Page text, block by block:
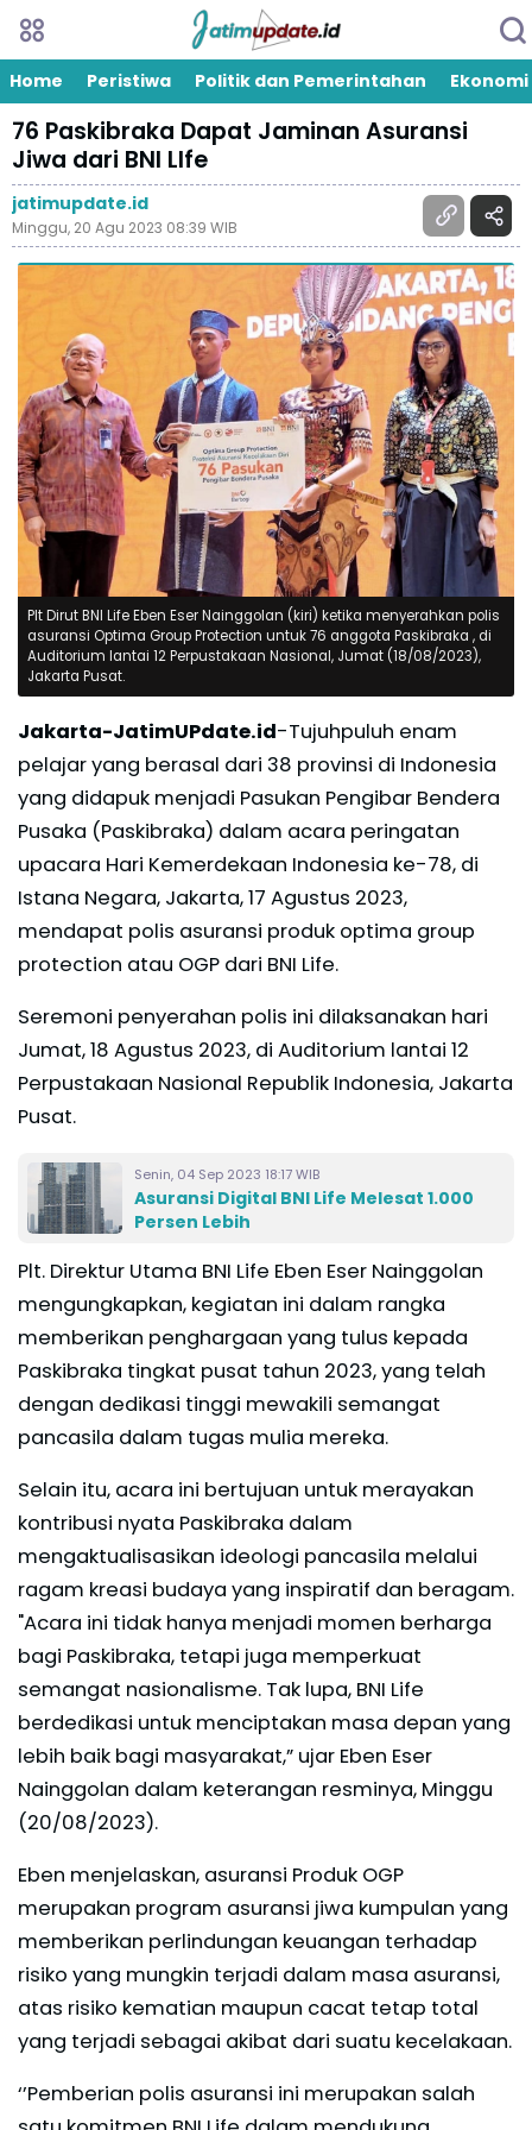
Home Peristiwa Politik dan Pemerintahan Ekonomi
76 Paskibraka Dapat Jaminan Asuransi
Jiwa dari BNI LIfe
jatimupdate.id
Minggu, 20 Agu 2023 08:39 WIB
Plt Dirut BNI Life Eben Eser Nainggolan (kiri) ketika menyerahkan polis
asuransi Optima Group Protection untuk 76 anggota Paskibraka , di
Auditorium lantai 12 Perpustakaan Nasional, Jumat (18/08/2023),
Jakarta Pusat.
Jakarta-JatimUPdate.id-Tujuhpuluh enam
pelajar yang berasal dari 38 provinsi di Indonesia
yang didapuk menjadi Pasukan Pengibar Bendera
Pusaka (Paskibraka) dalam acara peringatan
upacara Hari Kemerdekaan Indonesia ke-78, di
Istana Negara, Jakarta, 17 Agustus 2023,
mendapat polis asuransi produk optima group
protection atau OGP dari BNI Life.
Seremoni penyerahan polis ini dilaksanakan hari
Jumat, 18 Agustus 2023, di Auditorium lantai 12
Perpustakaan Nasional Republik Indonesia, Jakarta
Pusat.
Senin, 04 Sep 2023 18:17 WIB
Asuransi Digital BNI Life Melesat 1.000
Persen Lebih
Plt. Direktur Utama BNI Life Eben Eser Nainggolan
mengungkapkan, kegiatan ini dalam rangka
memberikan penghargaan yang tulus kepada
Paskibraka tingkat pusat tahun 2023, yang telah
dengan dedikasi tinggi mewakili semangat
pancasila dalam tugas mulia mereka.
Selain itu, acara ini bertujuan untuk merayakan
kontribusi nyata Paskibraka dalam
mengaktualisasikan ideologi pancasila melalui
ragam kreasi budaya yang inspiratif dan beragam.
"Acara ini tidak hanya menjadi momen berharga
bagi Paskibraka, tetapi juga memperkuat
semangat nasionalisme. Tak lupa, BNI Life
berdedikasi untuk menciptakan masa depan yang
lebih baik bagi masyarakat,” ujar Eben Eser
Nainggolan dalam keterangan resminya, Minggu
(20/08/2023).
Eben menjelaskan, asuransi Produk OGP
merupakan program asuransi jiwa kumpulan yang
memberikan perlindungan keuangan terhadap
risiko yang mungkin terjadi dalam masa asuransi,
atas risiko kematian maupun cacat tetap total
yang terjadi sebagai akibat dari suatu kecelakaan.
‘’Pemberian polis asuransi ini merupakan salah